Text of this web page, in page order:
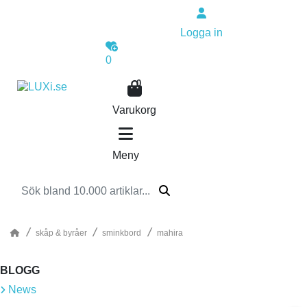
Logga in
0
0
Varukorg
Meny
skåp & byråer sminkbord mahira
BLOGG
News